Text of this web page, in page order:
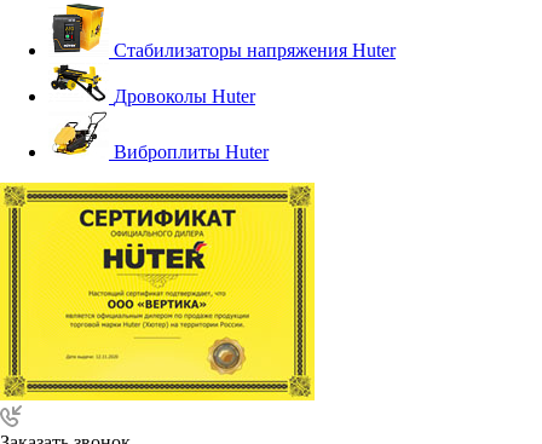
Стабилизаторы напряжения Huter
Дровоколы Huter
Виброплиты Huter